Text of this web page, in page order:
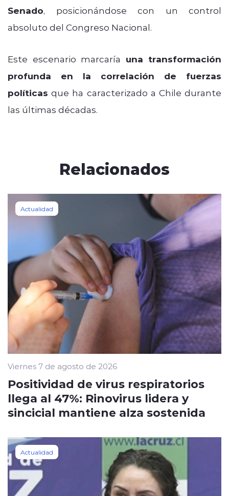
Senado, posicionándose con un control
absoluto del Congreso Nacional.
Este escenario marcaría una transformación
profunda en la correlación de fuerzas
políticas que ha caracterizado a Chile durante
las últimas décadas.
Relacionados
Actualidad
Viernes 7 de agosto de 2026
Positividad de virus respiratorios
llega al 47%: Rinovirus lidera y
sincicial mantiene alza sostenida
Actualidad